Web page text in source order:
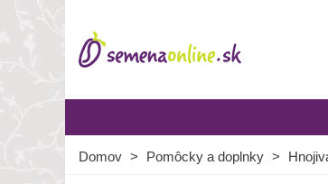
Domov > Pomôcky a doplnky >